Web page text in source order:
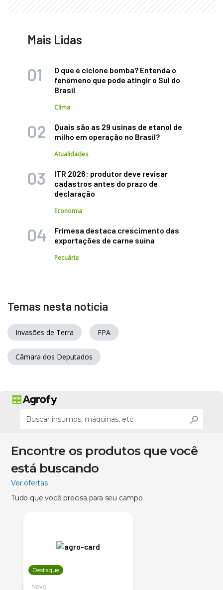
Mais Lidas
O que é ciclone bomba? Entenda o
fenômeno que pode atingir o Sul do
Brasil
Clima
Quais são as 29 usinas de etanol de
milho em operação no Brasil?
Atualidades
ITR 2026: produtor deve revisar
cadastros antes do prazo de
declaração
Economia
Frimesa destaca crescimento das
exportações de carne suína
Pecuária
Temas nesta notícia
Invasões de Terra FPA
Câmara dos Deputados
Encontre os produtos que você
está buscando
Ver ofertas
Tudo que você precisa para seu campo
Destaque
Novo